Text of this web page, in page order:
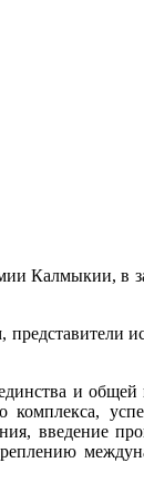
Калмыкии, в
и
введение